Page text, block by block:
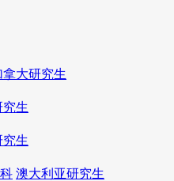
拿大研究生
究生
究生
澳大利亚研究生